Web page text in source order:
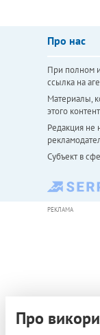
Про нас
При полном
ссылка на
Материалы,
этого
Редакция не
Субъект в
РЕКЛАМА
Про